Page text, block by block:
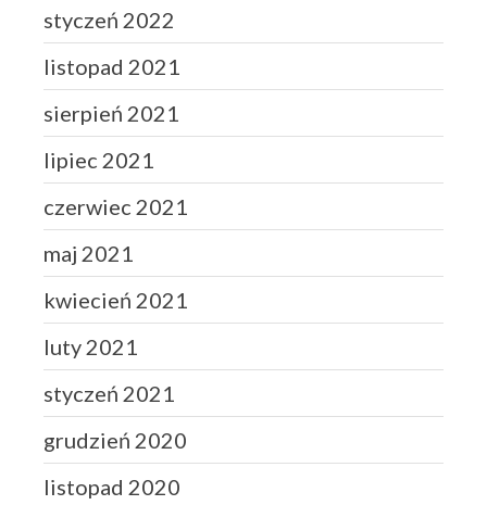
styczeń 2022
listopad 2021
sierpień 2021
lipiec 2021
czerwiec 2021
maj 2021
kwiecień 2021
luty 2021
styczeń 2021
grudzień 2020
listopad 2020